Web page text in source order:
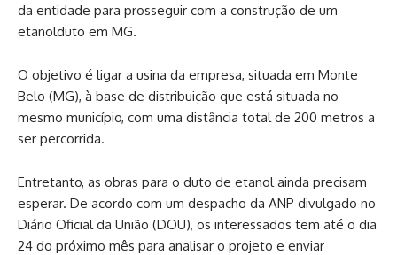
da entidade para prosseguir com a construção de um
etanolduto em MG.
O objetivo é ligar a usina da empresa, situada em Monte
Belo (MG), à base de distribuição que está situada no
mesmo município, com uma distância total de 200 metros a
ser percorrida.
Entretanto, as obras para o duto de etanol ainda precisam
esperar. De acordo com um despacho da ANP divulgado no
Diário Oficial da União (DOU), os interessados tem até o dia
24 do próximo mês para analisar o projeto e enviar